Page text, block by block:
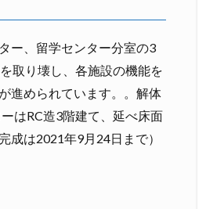
ー、留学センター分室の3
取り壊し、各施設の機能を
進められています。。解体
はRC造3階建て、延べ床面
は2021年9月24日まで）